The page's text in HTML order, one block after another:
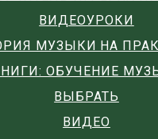
ВИДЕОУРОКИ
МУЗЫКИ НА
ОБУЧЕНИЕ
ВЫБРАТЬ
ВИДЕО